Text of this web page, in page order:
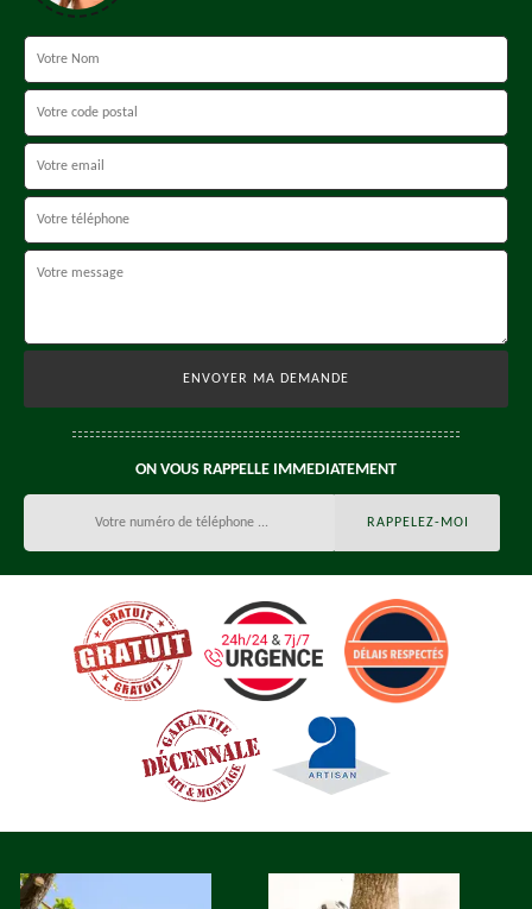
ON VOUS RAPPELLE IMMEDIATEMENT